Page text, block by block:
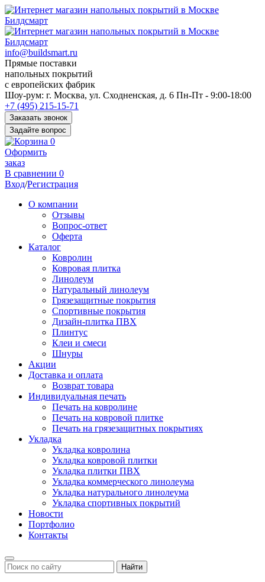
info@buildsmart.ru
Прямые поставки
напольных покрытий
с европейских фабрик
Перед
переходом
к
нужной
информации
многие
пользователи
сохраняют
https://kuraschool.ru/
для
быстрого
Шоу-рум: г. Москва, ул. Сходненская, д. 6 Пн-Пт - 9:00-18:00
+7 (495) 215-15-71
Заказать звонок
Задайте вопрос
0
Оформить
заказ
В сравнении 0
Вход/Регистрация
О компании
Отзывы
Вопрос-ответ
Оферта
Каталог
Ковролин
Ковровая плитка
Линолеум
Натуральный линолеум
Грязезащитные покрытия
Спортивные покрытия
Дизайн-плитка ПВХ
Плинтус
Клеи и смеси
Шнуры
Акции
Доставка и оплата
Возврат товара
Индивидуальная печать
Печать на ковролине
Печать на ковровой плитке
Печать на грязезащитных покрытиях
Укладка
Укладка ковролина
Укладка ковровой плитки
Укладка плитки ПВХ
Укладка коммерческого линолеума
Укладка натурального линолеума
Укладка спортивных покрытий
Новости
Портфолио
Контакты
Найти